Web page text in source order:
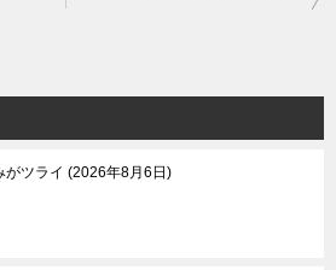
がツライ 2026年8月6日